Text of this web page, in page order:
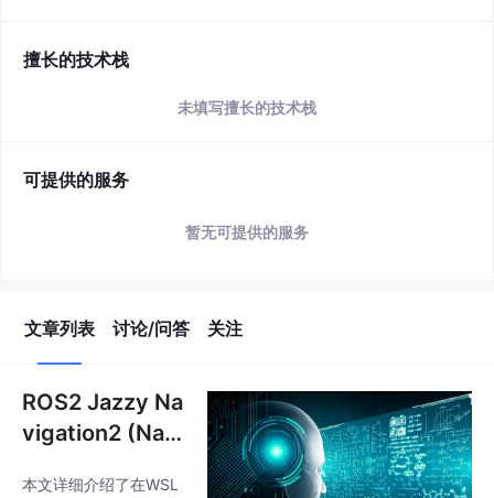
擅长的技术栈
未填写擅长的技术栈
可提供的服务
暂无可提供的服务
文章列表 讨论/问答 关注
ROS2 Jazzy Na
vigation2 (Nav
本文详细介绍了在WSL